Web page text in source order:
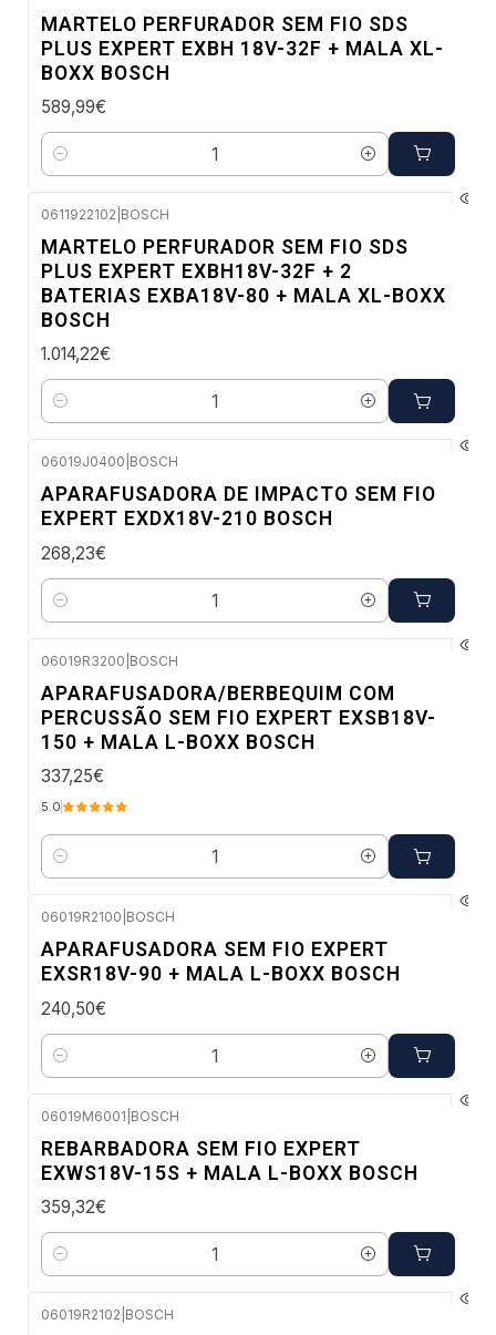
MARTELO PERFURADOR SEM FIO SDS
PLUS EXPERT EXBH 18V-32F + MALA XL-
BOXX BOSCH
589,99€
Quantidade
0611922102 BOSCH
MARTELO PERFURADOR SEM FIO SDS
PLUS EXPERT EXBH18V-32F + 2
BATERIAS EXBA18V-80 + MALA XL-BOXX
BOSCH
1.014,22€
Quantidade
06019J0400 BOSCH
APARAFUSADORA DE IMPACTO SEM FIO
EXPERT EXDX18V-210 BOSCH
268,23€
Quantidade
06019R3200 BOSCH
APARAFUSADORA/BERBEQUIM COM
PERCUSSÃO SEM FIO EXPERT EXSB18V-
150 + MALA L-BOXX BOSCH
337,25€
5.0
Quantidade
06019R2100 BOSCH
APARAFUSADORA SEM FIO EXPERT
EXSR18V-90 + MALA L-BOXX BOSCH
240,50€
Quantidade
06019M6001 BOSCH
REBARBADORA SEM FIO EXPERT
EXWS18V-15S + MALA L-BOXX BOSCH
359,32€
Quantidade
06019R2102 BOSCH